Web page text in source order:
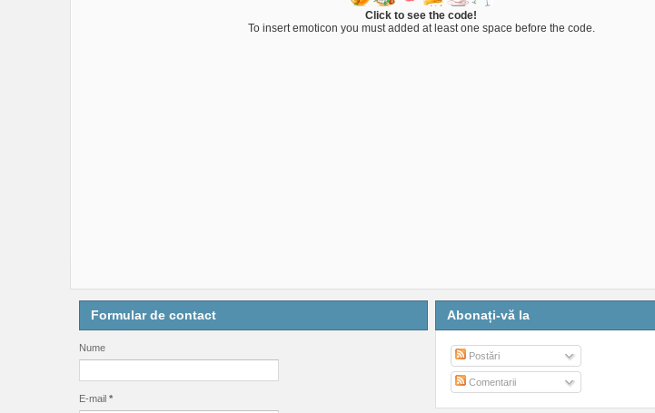
Click to see the code!
To insert emoticon you must added at least one space before the code.
Formular de contact
Nume
E-mail *
Abonați-vă la
Postări
Comentarii